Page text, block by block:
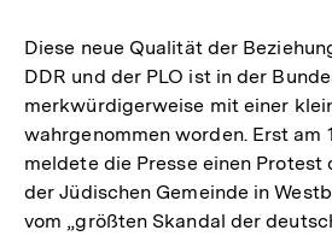
Diese neue Qualität der
DDR und der PLO ist in der
merkwürdigerweise mit einer
wahrgenommen worden. Erst am
meldete die Presse einen Protest
der Jüdischen Gemeinde in
vom „größten Skandal der